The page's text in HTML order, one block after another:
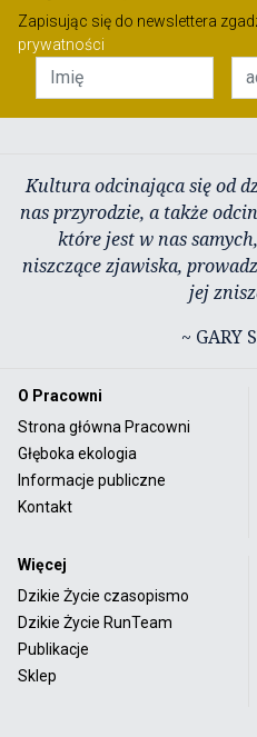
Zapisując się do newslettera
prywatności
Kultura odcinająca się od
nas przyrodzie, a także
które jest w nas
niszczące zjawiska,
jej
~ GARY
O Pracowni
Strona główna Pracowni
Głęboka ekologia
Informacje publiczne
Kontakt
Więcej
Dzikie Życie czasopismo
Dzikie Życie RunTeam
Publikacje
Sklep